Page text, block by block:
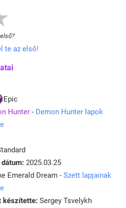
te az első!
Epic
Hunter - Demon Hunter lapok
2025.03.25
Emerald Dream - Szett lapjainak
készítette: Sergey Tsvelykh